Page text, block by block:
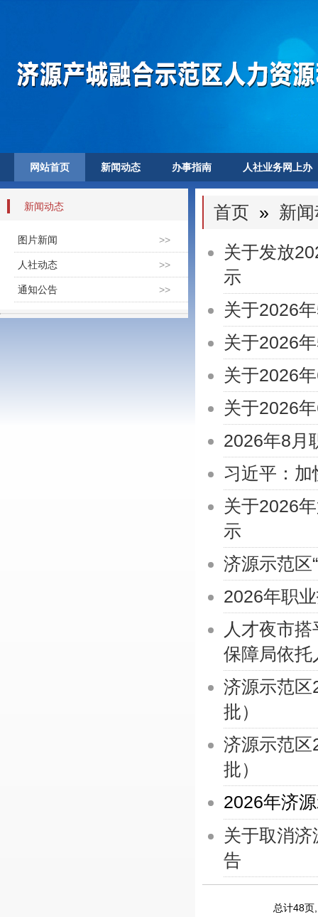
网站首页 新闻动态 办事指南 人社业务网上办
新闻动态
图片新闻 >>
人社动态 >>
通知公告 >>
首页 » 新
关于发放
示
关于2026
关于2026
关于2026
关于2026
2026年8月
习近平：
关于2026
示
济源示范区
2026年职
人才夜市
保障局依托
济源示范区
批）
济源示范区
批）
2026年济
关于取消
告
总计48